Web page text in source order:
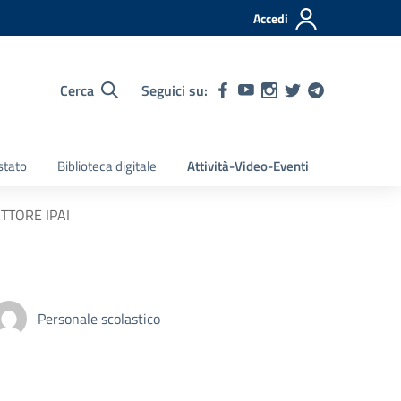
Accedi
Cerca Seguici su:
Biblioteca digitale Attività-Video-Eventi
IPAI
Personale scolastico